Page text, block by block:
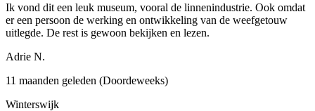
Ik vond dit een leuk museum, vooral de linnenindustrie. Ook omdat
er een persoon de werking en ontwikkeling van de weefgetouw
uitlegde. De rest is gewoon bekijken en lezen.
Adrie N.
11 maanden geleden (Doordeweeks)
Winterswijk